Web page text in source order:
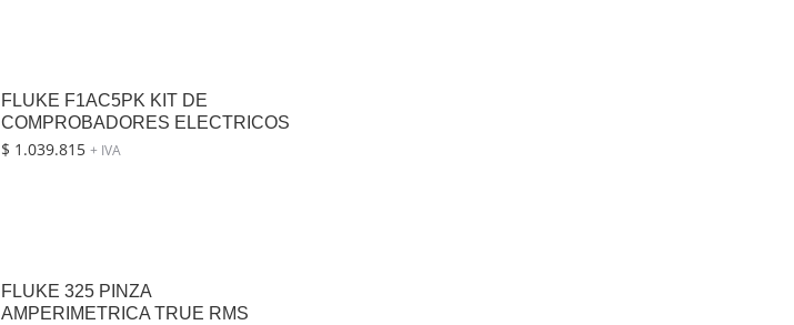
FLUKE F1AC5PK KIT DE
COMPROBADORES ELECTRICOS
$ 1.039.815 + IVA
FLUKE 325 PINZA
AMPERIMETRICA TRUE RMS